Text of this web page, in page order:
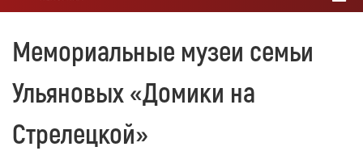
Мемориальные музеи семьи
Ульяновых «Домики на
Стрелецкой»